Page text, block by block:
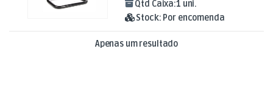
Qtd Caixa:1 uni.
Stock: Por encomenda
Apenas um resultado